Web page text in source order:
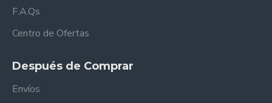
F.A.Qs
Centro de Ofertas
Después de Comprar
Envíos